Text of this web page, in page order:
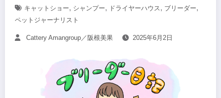
キャットショー, シャンプー, ドライヤーハウス, ブリーダー,
ペットジャーナリスト
Cattery Amangroup／阪根美果 2025年6月2日